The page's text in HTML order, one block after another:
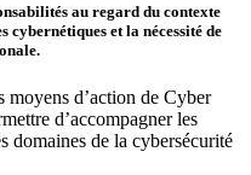
au regard du contexte
cybernétiques et la nécessité de
moyens d’action de Cyber
d’accompagner les
domaines de la cybersécurité